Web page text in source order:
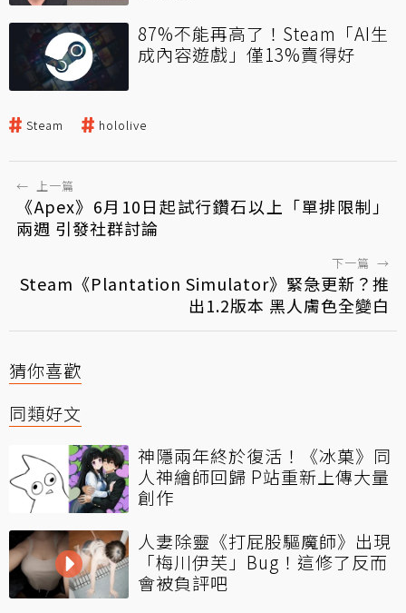
87%不能再高了！Steam「AI生
成內容遊戲」僅13%賣得好
Steam hololive
← 上一篇
《Apex》6月10日起試行鑽石以上「單排限制」
兩週 引發社群討論
下一篇 →
Steam《Plantation Simulator》緊急更新？推
出1.2版本 黑人膚色全變白
猜你喜歡
同類好文
神隱兩年終於復活！《冰菓》同
人神繪師回歸 P站重新上傳大量
創作
人妻除靈《打屁股驅魔師》出現
「梅川伊芙」Bug！這修了反而
會被負評吧